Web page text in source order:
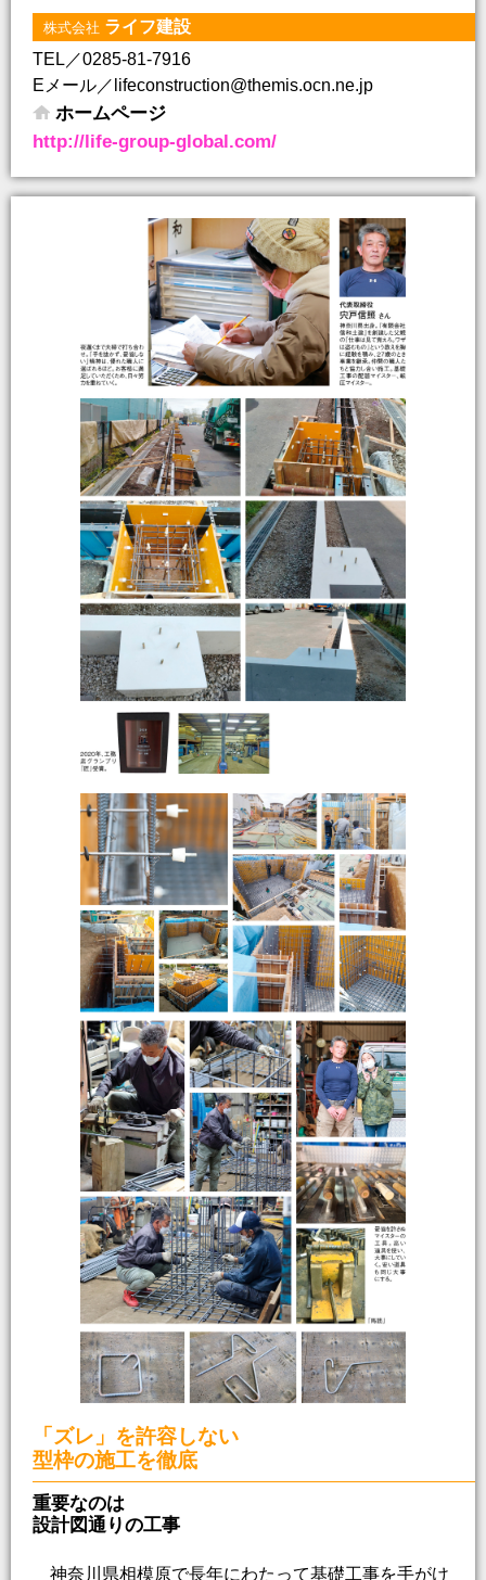
株式会社 ライフ建設
TEL／0285-81-7916
Eメール／lifeconstruction@themis.ocn.ne.jp
ホームページ
http://life-group-global.com/
「ズレ」を許容しない
型枠の施工を徹底
重要なのは
設計図通りの工事
神奈川県相模原で長年にわたって基礎工事を手がけ